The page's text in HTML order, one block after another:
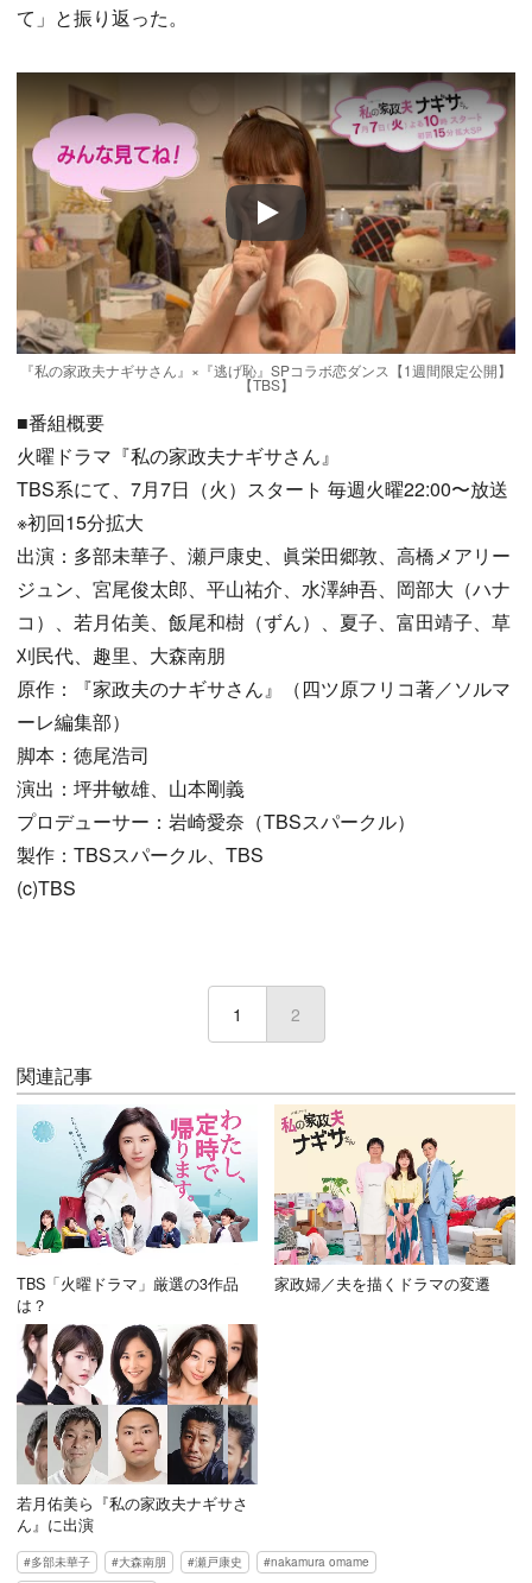
て」と振り返った。
Play
『私の家政夫ナギサさん』×『逃げ恥』SPコラボ恋ダンス【1週間限定公開】
【TBS】
■番組概要
火曜ドラマ『私の家政夫ナギサさん』
TBS系にて、7月7日（火）スタート 毎週火曜22:00〜放送
※初回15分拡大
出演：多部未華子、瀬戸康史、眞栄田郷敦、高橋メアリー
ジュン、宮尾俊太郎、平山祐介、水澤紳吾、岡部大（ハナ
コ）、若月佑美、飯尾和樹（ずん）、夏子、富田靖子、草
刈民代、趣里、大森南朋
原作：『家政夫のナギサさん』（四ツ原フリコ著／ソルマ
ーレ編集部）
脚本：徳尾浩司
演出：坪井敏雄、山本剛義
プロデューサー：岩崎愛奈（TBSスパークル）
製作：TBSスパークル、TBS
(c)TBS
1 2
関連記事
TBS「火曜ドラマ」厳選の3作品
は？
家政婦／夫を描くドラマの変遷
若月佑美ら『私の家政夫ナギサさ
ん』に出演
多部未華子 大森南朋 瀬戸康史
nakamura omame